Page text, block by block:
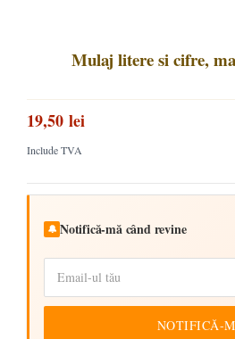
Mulaj litere si cifre,
19,50 lei
Include TVA
🔔 Notifică-mă când revine
NOTIFICĂ-